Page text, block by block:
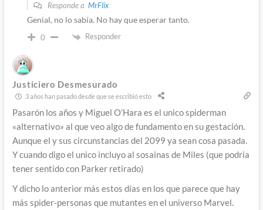
Responde a MrFlix
Genial, no lo sabía. No hay que esperar tanto.
0 Responder
Justiciero Desmesurado
3 años han pasado desde que se escribió esto
Pasarón los años y Miguel O’Hara es el unico spiderman
«alternativo» al que veo algo de fundamento en su gestación.
Aunque el y sus circunstancias del 2099 ya sean cosa pasada.
Y cuando digo el unico incluyo al sosainas de Miles (que podria
tener sentido con Parker retirado)
Y dicho lo anterior más estos días en los que parece que hay
más spider-personas que mutantes en el universo Marvel.